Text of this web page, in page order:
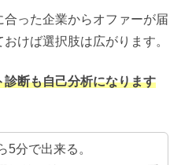
った企業からオファーが届
けば選択肢は広がります。
断も自己分析になります
5分で出来る。